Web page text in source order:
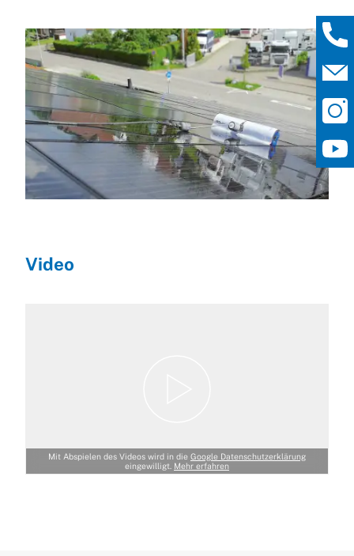
Video
Mit Abspielen des Videos wird in die Google Datenschutzerklärung
eingewilligt. Mehr erfahren